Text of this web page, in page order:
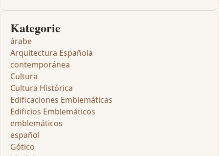
Kategorie
árabe
Arquitectura Española
contemporánea
Cultura
Cultura Histórica
Edificaciones Emblemáticas
Edificios Emblemáticos
emblemáticos
español
Gótico